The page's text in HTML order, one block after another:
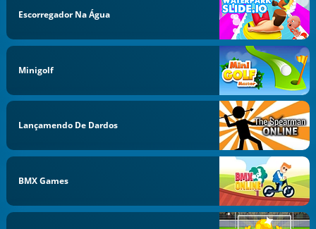
Escorregador Na Água
Minigolf
Lançamendo De Dardos
BMX Games